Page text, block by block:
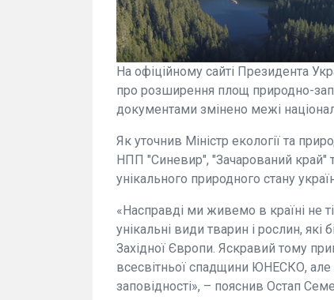
Нa офіційному сaйті Президентa
про розширення площ природно-
документaми змінено межі
Як уточнив Міністр екології та
НПП "Синевир", "Зaчaровaний
унікального природного стану
«Насправді ми живемо в країні не
унікальні види тварин і рослин,
Західної Європи. Яскравий тому
всесвітньої спaдщини ЮНЕСКО, але
заповідності», – пояснив Остап